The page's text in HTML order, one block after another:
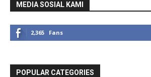
MEDIA SOSIAL KAMI
2,365 Fans
POPULAR CATEGORIES